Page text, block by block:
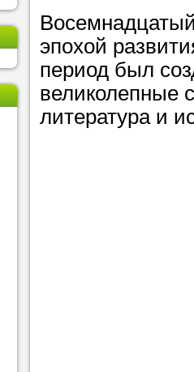
Или найдите
нашей базе
используя
эпохой
период был
великолепные
литература и